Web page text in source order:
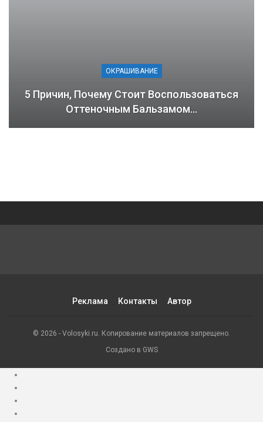
ОКРАШИВАНИЕ
5 Причин, Почему Стоит Воспользоваться
Оттеночным Бальзамом…
Реклама Контакты Автор
© 2026 - Volosyki.ru. Копирование материалов запрещено.
Создано в GWS